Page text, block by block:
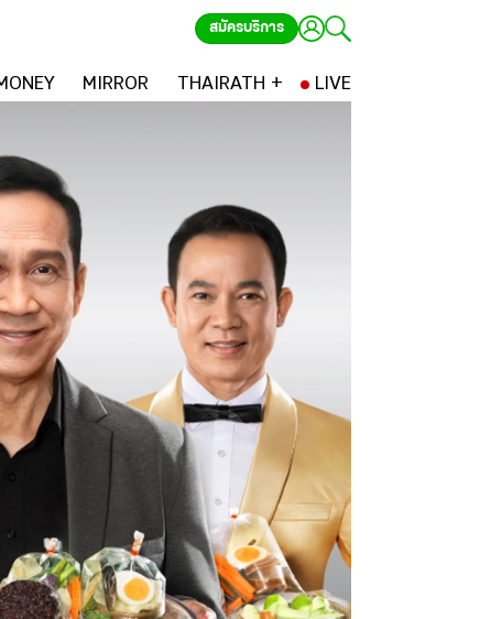
สมัครบริการ
MIRROR THAIRATH + LIVE